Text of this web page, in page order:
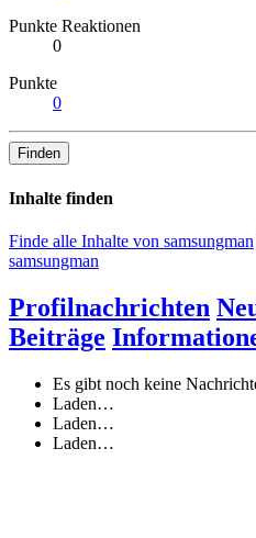
Punkte Reaktionen
0
Punkte
0
Finden
Inhalte finden
Finde alle Inhalte von samsungman
samsungman
Profilnachrichten
Beiträge
Es gibt noch keine
Laden…
Laden…
Laden…